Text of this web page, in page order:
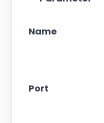
Name
Port